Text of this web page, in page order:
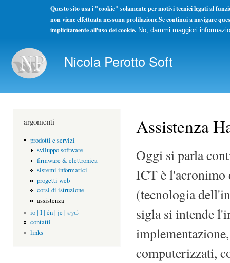
Questo sito usa i "cookie" solamente per motivi tecnici legati al
non viene effettuata nessuna profilazione.Se continui a navigare
implicitamente all'uso dei cookie. No, dammi maggiori
Nicola Perotto Soft
argomenti
prodotti e servizi
sviluppo software
firmware & elettronica
sistemi informatici
progetti web
corsi di istruzione
assistenza
io | I | én | je | εγώ
contatti
links
Assistenza
Oggi si parla
ICT è l'acronimo
(tecnologia
sigla si intende
computerizzati,